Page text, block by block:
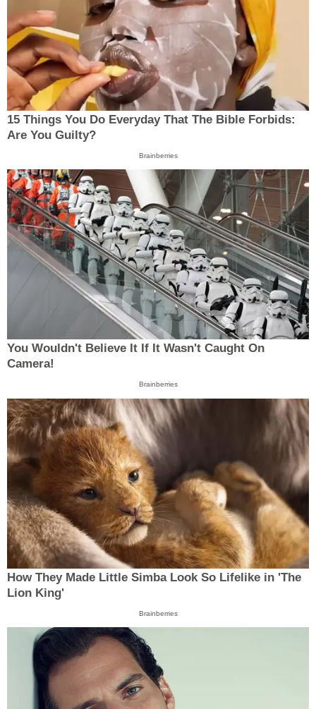
15 Things You Do Everyday That The Bible Forbids:
Are You Guilty?
Brainberries
You Wouldn't Believe It If It Wasn't Caught On
Camera!
Brainberries
How They Made Little Simba Look So Lifelike in 'The
Lion King'
Brainberries